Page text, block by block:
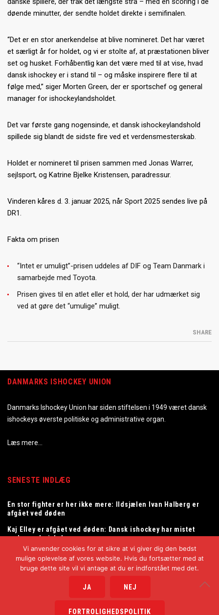
døende minutter, der sendte holdet direkte i semifinalen.
“Det er en stor anerkendelse at blive nomineret. Det har været
et særligt år for holdet, og vi er stolte af, at præstationen bliver
set og husket. Forhåbentlig kan det være med til at vise, hvad
dansk ishockey er i stand til – og måske inspirere flere til at
følge med,” siger Morten Green, der er sportschef og general
manager for ishockeylandsholdet.
Det var første gang nogensinde, et dansk ishockeylandshold
spillede sig blandt de sidste fire ved et verdensmesterskab.
Holdet er nomineret til prisen sammen med Jonas Warrer,
sejlsport, og Katrine Bjelke Kristensen, paradressur.
Vinderen kåres d. 3. januar 2025, når Sport 2025 sendes live på
DR1.
Fakta om prisen
“Intet er umuligt”-prisen uddeles af DIF og Team Danmark i
samarbejde med Toyota.
Prisen gives til en atlet eller et hold, der har udmærket sig
ved at gøre det “umulige” muligt.
SHARE
DANMARKS ISHOCKEY UNION
Danmarks Ishockey Union har siden stiftelsen i 1949 været dansk
ishockeys øverste politiske og administrative organ.
Læs mere…
SENESTE INDLÆG
En stor fighter er her ikke mere: Ildsjælen Ivan Halberg er
afgået ved døden
Kaj Elley er afgået ved døden: Dansk ishockey har mistet
en legendarisk dommer
Tommy Samuelsson ny landstræner for herrelandsholdet
Copyright © 2025
Vi anvender cookies for at sikre at vi giver dig den bedst
mulige oplevelse af vores website. Hvis du fortsætter med at
bruge dette site vil vi antage at du er indforstået med det.
JA NEJ
FORTROLIGHEDSPOLITIK